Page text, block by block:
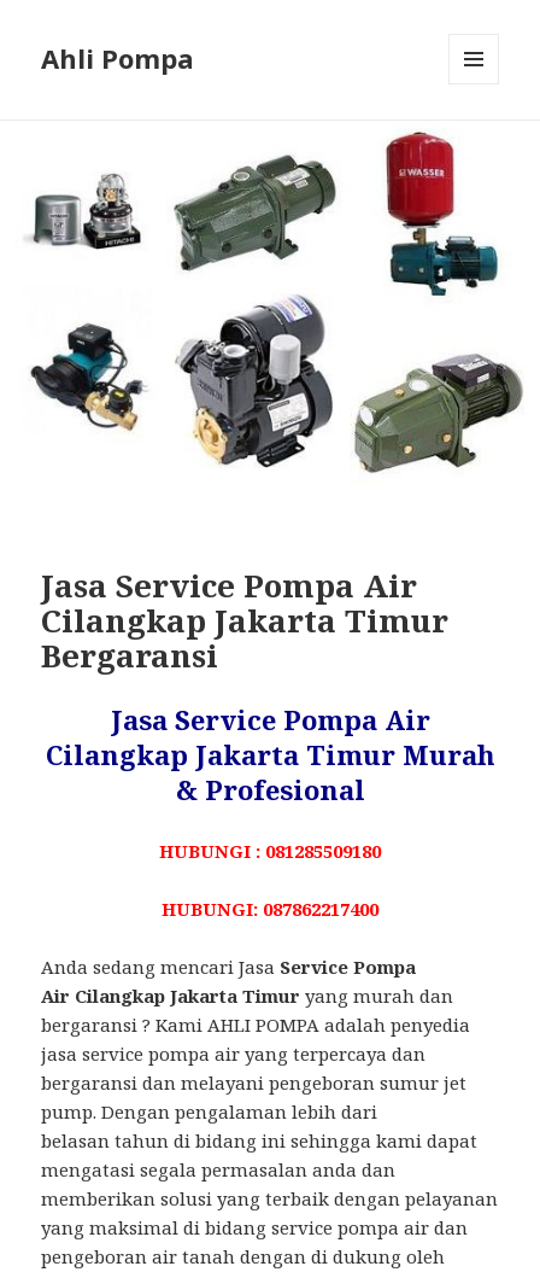
Ahli Pompa
Jasa Service Pompa Air
Cilangkap Jakarta Timur
Bergaransi
Jasa Service Pompa Air
Cilangkap Jakarta Timur Murah
& Profesional
HUBUNGI : 081285509180
HUBUNGI: 087862217400
Anda sedang mencari Jasa Service Pompa
Air Cilangkap Jakarta Timur yang murah dan
bergaransi ? Kami AHLI POMPA adalah penyedia
jasa service pompa air yang terpercaya dan
bergaransi dan melayani pengeboran sumur jet
pump. Dengan pengalaman lebih dari
belasan tahun di bidang ini sehingga kami dapat
mengatasi segala permasalan anda dan
memberikan solusi yang terbaik dengan pelayanan
yang maksimal di bidang service pompa air dan
pengeboran air tanah dengan di dukung oleh